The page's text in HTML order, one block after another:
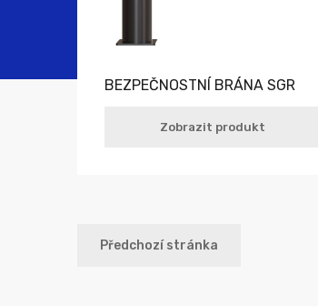
BEZPEČNOSTNÍ BRÁNA SGR
Zobrazit produkt
Předchozí stránka